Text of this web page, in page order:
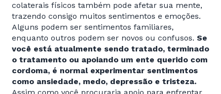
colaterais físicos também pode afetar sua mente,
trazendo consigo muitos sentimentos e emoções.
Alguns podem ser sentimentos familiares,
enquanto outros podem ser novos ou confusos. Se
você está atualmente sendo tratado, terminado
o tratamento ou apoiando um ente querido com
cordoma, é normal experimentar sentimentos
como ansiedade, medo, depressão e tristeza.